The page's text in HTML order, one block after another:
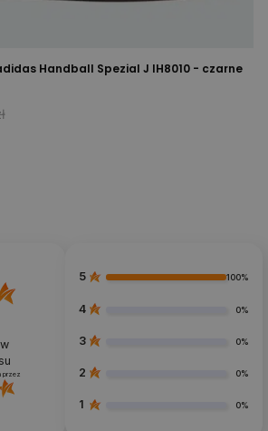
Handball Spezial J IH8010 - czarne
przez
5 100%
4 0%
3 0%
2 0%
1 0%